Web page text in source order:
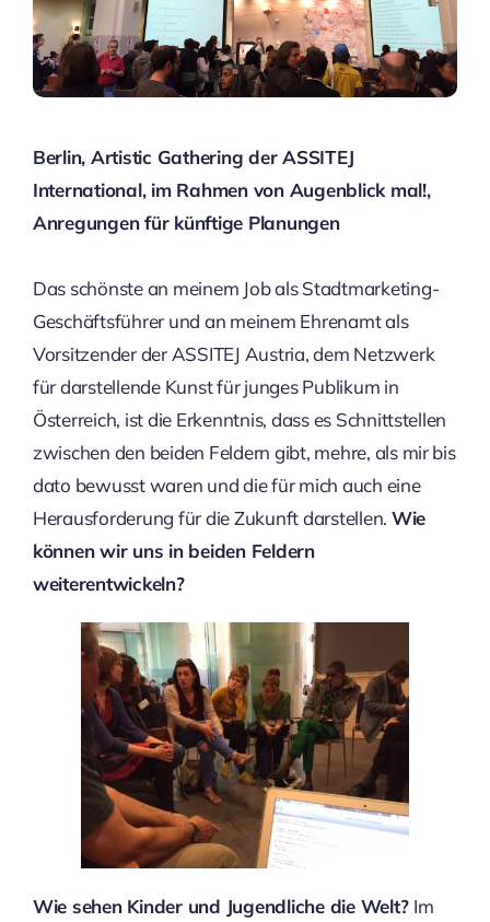
Berlin, Artistic Gathering der ASSITEJ
International, im Rahmen von Augenblick mal!,
Anregungen für künftige Planungen
Das schönste an meinem Job als Stadtmarketing-
Geschäftsführer und an meinem Ehrenamt als
Vorsitzender der ASSITEJ Austria, dem Netzwerk
für darstellende Kunst für junges Publikum in
Österreich, ist die Erkenntnis, dass es Schnittstellen
zwischen den beiden Feldern gibt, mehre, als mir bis
dato bewusst waren und die für mich auch eine
Herausforderung für die Zukunft darstellen. Wie
können wir uns in beiden Feldern
weiterentwickeln?
Wie sehen Kinder und Jugendliche die Welt? Im